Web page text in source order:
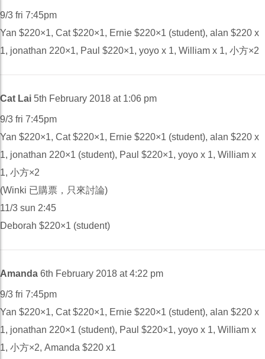
9/3 fri 7:45pm
Yan $220×1, Cat $220×1, Ernie $220×1 (student), alan $220 x
1, jonathan 220×1, Paul $220×1, yoyo x 1, William x 1, 小方×2
Cat Lai 5th February 2018 at 1:06 pm
9/3 fri 7:45pm
Yan $220×1, Cat $220×1, Ernie $220×1 (student), alan $220 x
1, jonathan 220×1 (student), Paul $220×1, yoyo x 1, William x
1, 小方×2
(Winki 已購票，只來討論)
11/3 sun 2:45
Deborah $220×1 (student)
Amanda 6th February 2018 at 4:22 pm
9/3 fri 7:45pm
Yan $220×1, Cat $220×1, Ernie $220×1 (student), alan $220 x
1, jonathan 220×1 (student), Paul $220×1, yoyo x 1, William x
1, 小方×2, Amanda $220 x1